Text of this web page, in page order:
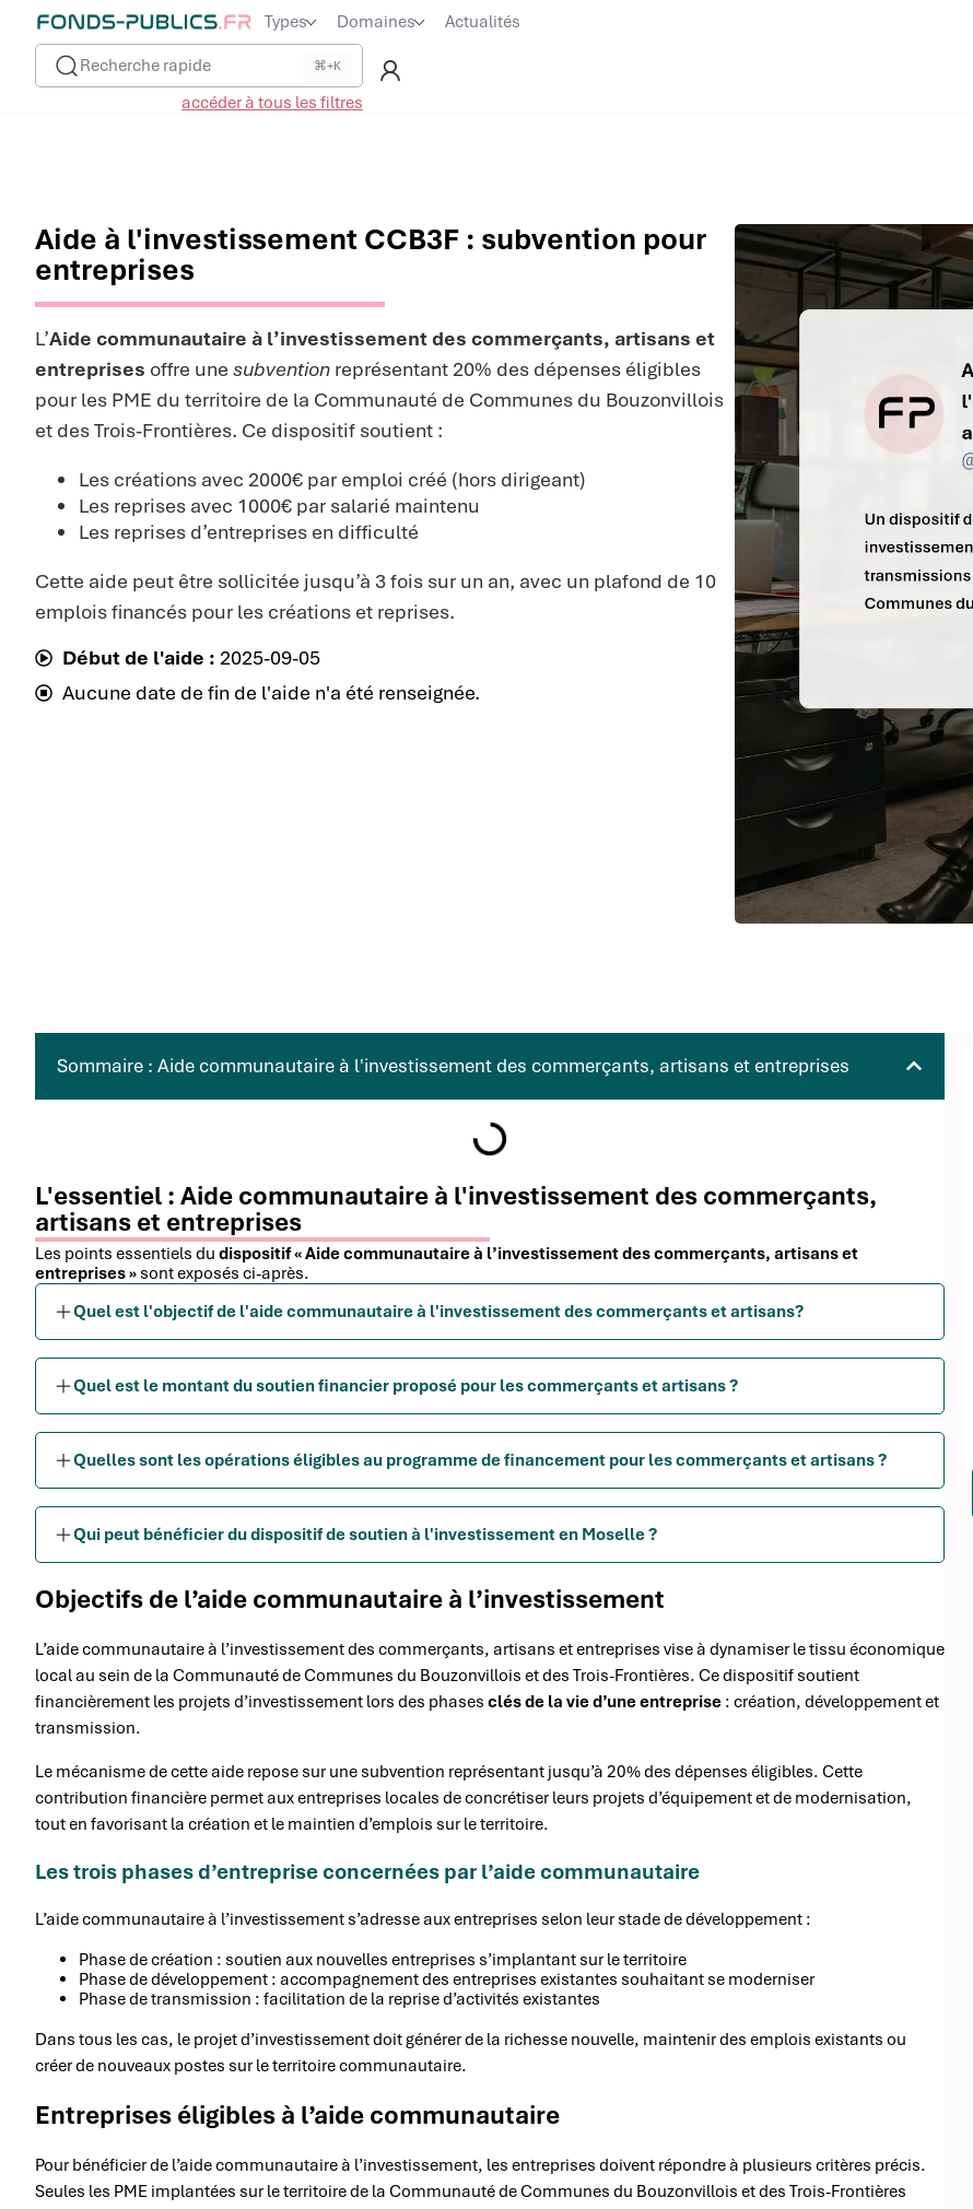
Types Domaines
Actualités
Recherche rapide
⌘+K
accéder à tous les filtres
Aide à l'investissement CCB3F : subvention pour
entreprises
L’Aide communautaire à l’investissement des commerçants, artisans et
entreprises offre une subvention représentant 20% des dépenses éligibles
pour les PME du territoire de la Communauté de Communes du Bouzonvillois
et des Trois-Frontières. Ce dispositif soutient :
Les créations avec 2000€ par emploi créé (hors dirigeant)
Les reprises avec 1000€ par salarié maintenu
Les reprises d’entreprises en difficulté
Cette aide peut être sollicitée jusqu’à 3 fois sur un an, avec un plafond de 10
emplois financés pour les créations et reprises.
Début de l'aide : 2025-09-05
Aucune date de fin de l'aide n'a été renseignée.
Sommaire : Aide communautaire à l'investissement des commerçants, artisans et entreprises
L'essentiel : Aide communautaire à l'investissement des commerçants,
artisans et entreprises
Les points essentiels du dispositif « Aide communautaire à l’investissement des commerçants, artisans et
entreprises » sont exposés ci-après.
Quel est l'objectif de l'aide communautaire à l'investissement des commerçants et artisans?
Quel est le montant du soutien financier proposé pour les commerçants et artisans ?
Quelles sont les opérations éligibles au programme de financement pour les commerçants et artisans ?
Qui peut bénéficier du dispositif de soutien à l'investissement en Moselle ?
Objectifs de l’aide communautaire à l’investissement
L’aide communautaire à l’investissement des commerçants, artisans et entreprises vise à dynamiser le tissu économique
local au sein de la Communauté de Communes du Bouzonvillois et des Trois-Frontières. Ce dispositif soutient
financièrement les projets d’investissement lors des phases clés de la vie d’une entreprise : création, développement et
transmission.
Le mécanisme de cette aide repose sur une subvention représentant jusqu’à 20% des dépenses éligibles. Cette
contribution financière permet aux entreprises locales de concrétiser leurs projets d’équipement et de modernisation,
tout en favorisant la création et le maintien d’emplois sur le territoire.
Les trois phases d’entreprise concernées par l’aide communautaire
L’aide communautaire à l’investissement s’adresse aux entreprises selon leur stade de développement :
Phase de création : soutien aux nouvelles entreprises s’implantant sur le territoire
Phase de développement : accompagnement des entreprises existantes souhaitant se moderniser
Phase de transmission : facilitation de la reprise d’activités existantes
Dans tous les cas, le projet d’investissement doit générer de la richesse nouvelle, maintenir des emplois existants ou
créer de nouveaux postes sur le territoire communautaire.
Entreprises éligibles à l’aide communautaire
Pour bénéficier de l’aide communautaire à l’investissement, les entreprises doivent répondre à plusieurs critères précis.
Seules les PME implantées sur le territoire de la Communauté de Communes du Bouzonvillois et des Trois-Frontières